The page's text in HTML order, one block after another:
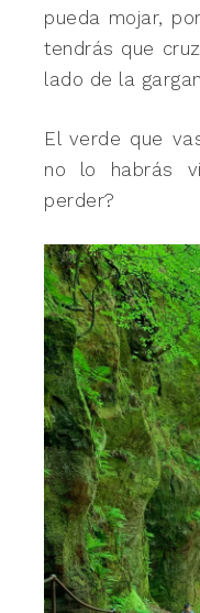
pueda mojar,
tendrás que
lado de la
El verde que
no lo habrás
perder?